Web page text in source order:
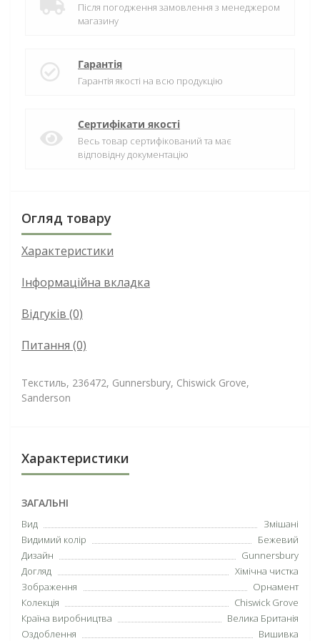
Після погодження замовлення з менеджером
магазину
Гарантія
Гарантія якості на всю продукцію
Сертифікати якості
Весь товар сертифікований та має
відповідну документацію
Огляд товару
Характеристики
Інформаційна вкладка
Відгуків (0)
Питання (0)
Текстиль, 236472, Gunnersbury, Chiswick Grove,
Sanderson
Характеристики
ЗАГАЛЬНІ
Вид
Змішані
Видимий колір
Бежевий
Дизайн
Gunnersbury
Догляд
Хімічна чистка
Зображення
Орнамент
Колекція
Chiswick Grove
Країна виробництва
Велика Британія
Оздоблення
Вишивка